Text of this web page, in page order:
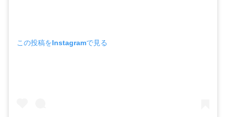
この投稿をInstagramで見る